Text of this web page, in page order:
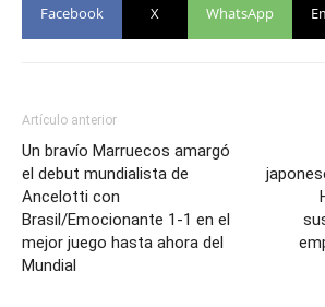
Facebook X WhatsApp
Artículo anterior
Un bravío Marruecos amargó
el debut mundialista de
Ancelotti con
Brasil/Emocionante 1-1 en el
mejor juego hasta ahora del
Mundial